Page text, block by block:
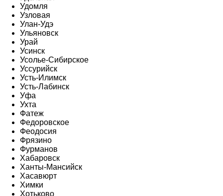
Удомля
Узловая
Улан-Удэ
Ульяновск
Урай
Усинск
Усолье-Сибирское
Уссурийск
Усть-Илимск
Усть-Лабинск
Уфа
Ухта
Фатеж
Федоровское
Феодосия
Фрязино
Фурманов
Хабаровск
Ханты-Мансийск
Хасавюрт
Химки
Хотьково